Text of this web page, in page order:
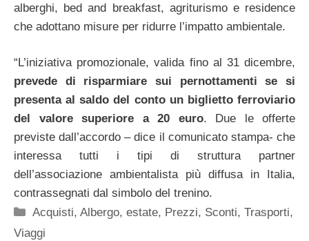
alberghi, bed and breakfast, agriturismo e residence
che adottano misure per ridurre l’impatto ambientale.
“L’iniziativa promozionale, valida fino al 31 dicembre,
prevede di risparmiare sui pernottamenti se si
presenta al saldo del conto un biglietto ferroviario
del valore superiore a 20 euro. Due le offerte
previste dall’accordo – dice il comunicato stampa- che
interessa tutti i tipi di struttura partner
dell’associazione ambientalista più diffusa in Italia,
contrassegnati dal simbolo del trenino.
Categorie
Acquisti,Albergo,estate, Prezzi, Sconti,Trasporti,
Viaggi